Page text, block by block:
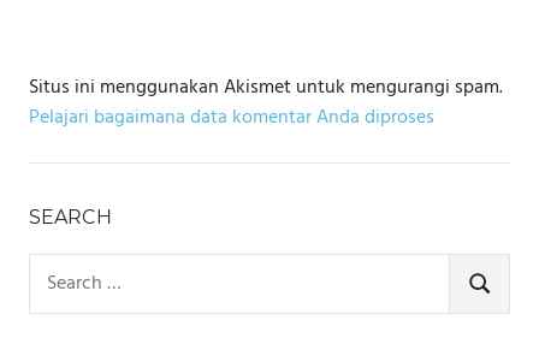
Situs ini menggunakan Akismet untuk mengurangi spam.
Pelajari bagaimana data komentar Anda diproses
SEARCH
for:
SEARCH